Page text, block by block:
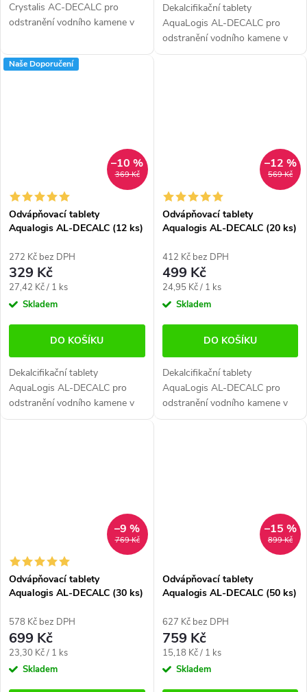
Crystalis AC-DECALC pro
odstranění vodního kamene v
až na 25 odvápňovacích cyklů.
Vhodné pro jakýkoliv typ...
Dekalcifikační tablety
AquaLogis AL-DECALC pro
odstranění vodního kamene v
kávovaru. V balení je 6 tablet až
Naše Doporučení
369 Kč
–10 %
Odvápňovací tablety
Aqualogis AL-DECALC (12 ks)
272 Kč bez DPH
329 Kč
Měrná
cena:
27,42 Kč / 1 ks
Skladem
DO KOŠÍKU
Dekalcifikační tablety
AquaLogis AL-DECALC pro
odstranění vodního kamene v
kávovaru. V balení je 12 tablet
569 Kč
–12 %
Odvápňovací tablety
Aqualogis AL-DECALC (20 ks)
412 Kč bez DPH
499 Kč
Měrná
cena:
24,95 Kč / 1 ks
Skladem
DO KOŠÍKU
Dekalcifikační tablety
AquaLogis AL-DECALC pro
odstranění vodního kamene v
kávovaru. V balení je 20 tablet
769 Kč
–9 %
Odvápňovací tablety
Aqualogis AL-DECALC (30 ks)
578 Kč bez DPH
699 Kč
Měrná
cena:
23,30 Kč / 1 ks
Skladem
899 Kč
–15 %
Odvápňovací tablety
Aqualogis AL-DECALC (50 ks)
627 Kč bez DPH
759 Kč
Měrná
cena:
15,18 Kč / 1 ks
Skladem